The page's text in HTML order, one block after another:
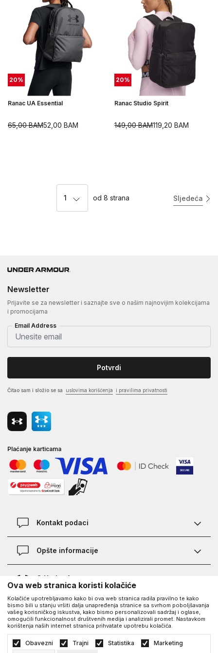
20%
Ranac UA Essential
52,00 BAM
65,00BAM
20%
Ranac Studio Spirit
119,20 BAM
149,00BAM
1 od 8 strana Sljedeća
Newsletter
Prijavite se za newsletter i saznajte sve o našim najnovijim kolekcijama
i promocijama
Email Address
Potvrdi
Čitao sam i složio se sa uslovima korišćenja i pravilima privatnosti
Plaćanje karticama
Kontakt podaci
Kontakt
Opšte informacije
Provjera statusa porudžbine
Najčešća pitanja
Kako kupiti
Zamjena veličine i zamjena artikla
O Under Armour-u
O nama - priča o UA
Saznajte više o UA
Karijera
Blog
UA Social
Facebook
©2026https://www.underarmour.ba/, IzradaNB SOFT. Sva prava zadržana.
Politika privatnosti
Uslovi korišćenja
Ova web stranica koristi kolačiće
Kolačiće upotrebljavamo kako bi ova web stranica radila pravilno te kako
bismo bili u stanju vršiti dalja unapređenja stranice sa svrhom poboljšavanja
vašeg korisničkog iskustva, kako bismo personalizovali sadržaj i oglase,
omogućili funkcionalnost društvenih medija i analizirali promet. Nastavkom
korištenja naših internet stranica prihvatate upotrebu kolačića.
Obavezni Trajni Statistika Marketing